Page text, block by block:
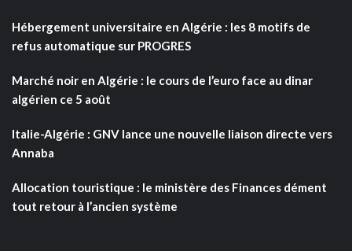
Hébergement universitaire en Algérie : les 8 motifs de
refus automatique sur PROGRES
Marché noir en Algérie : le cours de l’euro face au dinar
algérien ce 5 août
Italie-Algérie : GNV lance une nouvelle liaison directe vers
Annaba
Allocation touristique : le ministère des Finances dément
tout retour à l’ancien système